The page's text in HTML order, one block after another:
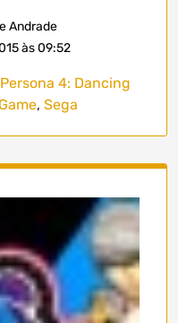
Andrade
às 09:52
Persona 4: Dancing
, Sega